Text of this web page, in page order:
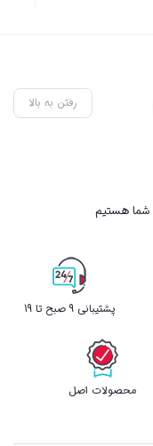
رفتن به بالا
پشتیبانی 9 صبح تا 19
محصولات اصل